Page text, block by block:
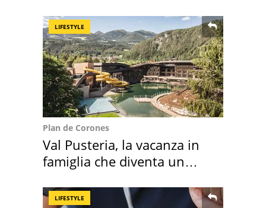
LIFESTYLE
Plan de Corones
Val Pusteria, la vacanza in
famiglia che diventa un
LIFESTYLE